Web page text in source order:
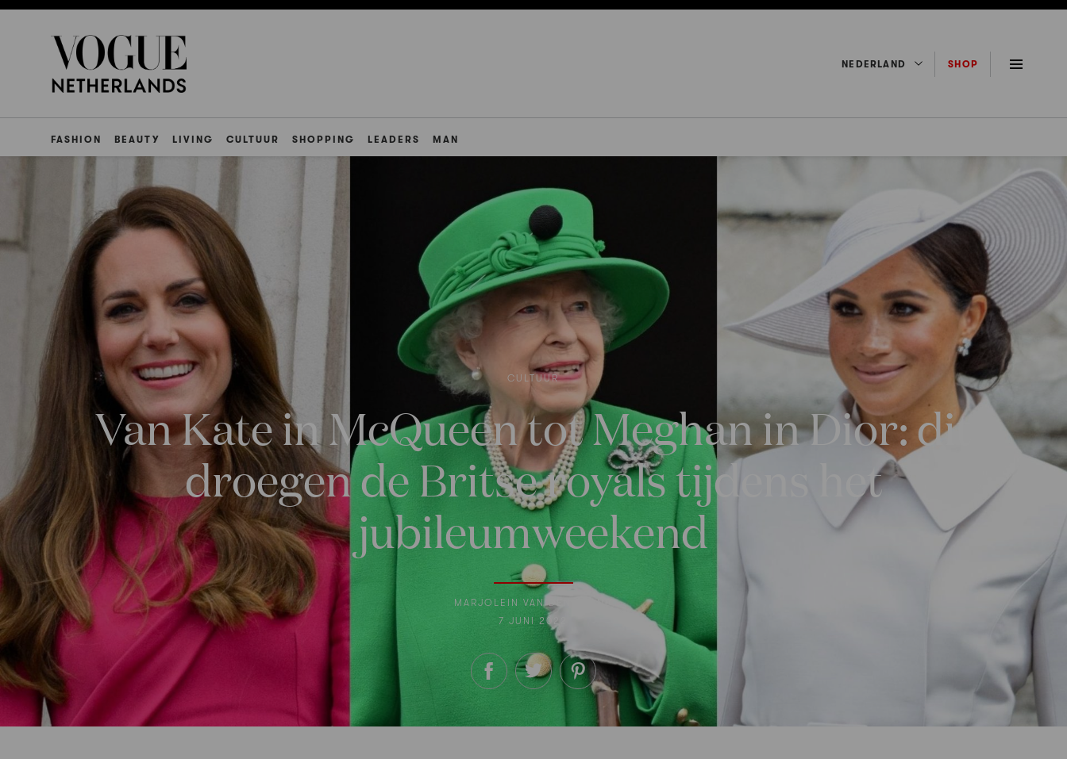
NEDERLAND SHOP
FASHION BEAUTY LIVING CULTUUR SHOPPING LEADERS MAN
CULTUUR
Van Kate in McQueen tot Meghan in Dior: dit
droegen de Britse royals tijdens het
jubileumweekend
MARJOLEIN VAN DEN BRAND
7 JUNI 2022